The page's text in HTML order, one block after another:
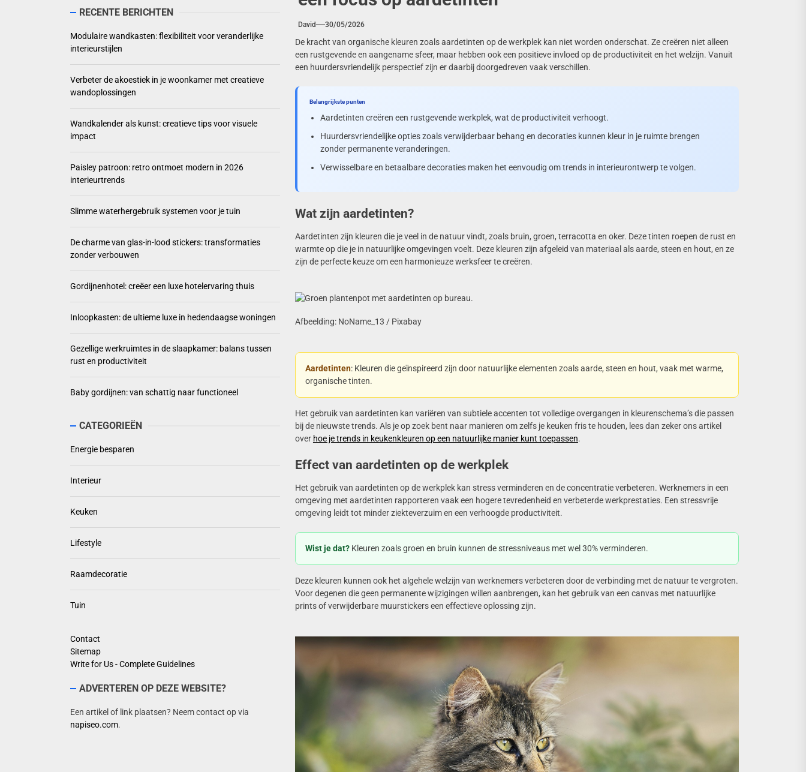
Verbeter de akoestiek in je woonkamer met creatieve wandoplossingen
Wandkalender als kunst: creatieve tips voor visuele impact
Paisley patroon: retro ontmoet modern in 2026 interieurtrends
Slimme waterhergebruik systemen voor je tuin
David 30/05/2026
De kracht van organische kleuren zoals aardetinten op de werkplek kan niet worden onderschat. Ze creëren niet alleen
een rustgevende en aangename sfeer, maar hebben ook een positieve invloed op de productiviteit en het welzijn. Vanuit
een huurdersvriendelijk perspectief zijn er daarbij doorgedreven vaak verschillen.
Belangrijkste punten
Aardetinten creëren een rustgevende werkplek, wat de productiviteit verhoogt.
Huurdersvriendelijke opties zoals verwijderbaar behang en decoraties kunnen kleur in je ruimte brengen
zonder permanente veranderingen.
Verwisselbare en betaalbare decoraties maken het eenvoudig om trends in interieurontwerp te volgen.
Wat zijn aardetinten?
Aardetinten zijn kleuren die je veel in de natuur vindt, zoals bruin, groen, terracotta en oker. Deze tinten roepen de rust en
warmte op die je in natuurlijke omgevingen voelt. Deze kleuren zijn afgeleid van materiaal als aarde, steen en hout, en ze
zijn de perfecte keuze om een harmonieuze werksfeer te creëren.
Afbeelding: NoName_13 / Pixabay
Aardetinten: Kleuren die geïnspireerd zijn door natuurlijke elementen zoals aarde, steen en hout, vaak met warme,
organische tinten.
Het gebruik van aardetinten kan variëren van subtiele accenten tot volledige overgangen in kleurenschema’s die passen
bij de nieuwste trends. Als je op zoek bent naar manieren om zelfs je keuken fris te houden, lees dan zeker ons artikel
over hoe je trends in keukenkleuren op een natuurlijke manier kunt toepassen.
Effect van aardetinten op de werkplek
Het gebruik van aardetinten op de werkplek kan stress verminderen en de concentratie verbeteren. Werknemers in een
omgeving met aardetinten rapporteren vaak een hogere tevredenheid en verbeterde werkprestaties. Een stressvrije
omgeving leidt tot minder ziekteverzuim en een verhoogde productiviteit.
Wist je dat?Kleuren zoals groen en bruin kunnen de stressniveaus met wel 30% verminderen.
Deze kleuren kunnen ook het algehele welzijn van werknemers verbeteren door de verbinding met de natuur te vergroten.
Voor degenen die geen permanente wijzigingen willen aanbrengen, kan het gebruik van een canvas met natuurlijke
prints of verwijderbare muurstickers een effectieve oplossing zijn.
RECENTE BERICHTEN
Modulaire wandkasten: flexibiliteit voor veranderlijke
interieurstijlen
Verbeter de akoestiek in je woonkamer met creatieve
wandoplossingen
Wandkalender als kunst: creatieve tips voor visuele
impact
Paisley patroon: retro ontmoet modern in 2026
interieurtrends
Slimme waterhergebruik systemen voor je tuin
De charme van glas-in-lood stickers: transformaties
zonder verbouwen
Gordijnenhotel: creëer een luxe hotelervaring thuis
Inloopkasten: de ultieme luxe in hedendaagse woningen
Gezellige werkruimtes in de slaapkamer: balans tussen
rust en productiviteit
Baby gordijnen: van schattig naar functioneel
CATEGORIEËN
Energie besparen
Interieur
Keuken
Lifestyle
Raamdecoratie
Tuin
Contact
Sitemap
Write for Us - Complete Guidelines
ADVERTEREN OP DEZE WEBSITE?
Een artikel of link plaatsen? Neem contact op via
napiseo.com.